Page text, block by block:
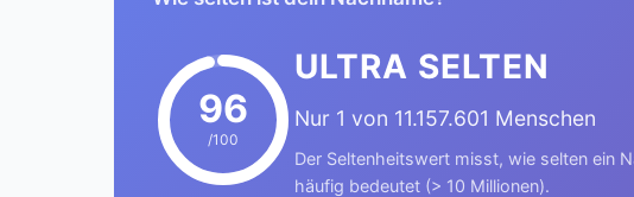
96
/100
ULTRA SELTEN
Nur 1 von 11.157.601 Menschen
Der Seltenheitswert misst, wie selten ein
häufig bedeutet (> 10 Millionen).